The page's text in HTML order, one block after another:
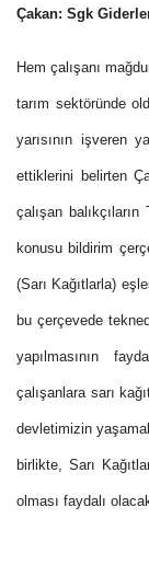
Çakan: Sgk
Hem çalışanı
tarım sektöründe
yarısının işveren
ettiklerini belirten
çalışan
konusu bildirim
(Sarı Kağıtlarla)
bu çerçevede
yapılmasının
çalışanlara sarı
devletimizin
birlikte, Sarı
olması faydalı